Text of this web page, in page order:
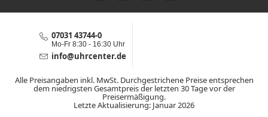
Service-Hotline
07031 43744-0
Mo-Fr 8:30 - 16:30 Uhr
Service E-Mail
info@uhrcenter.de
Alle Preisangaben inkl. MwSt. Durchgestrichene Preise entsprechen
dem niedrigsten Gesamtpreis der letzten 30 Tage vor der
Preisermäßigung.
Letzte Aktualisierung: Januar 2026